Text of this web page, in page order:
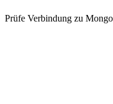
Prüfe Verbindung zu